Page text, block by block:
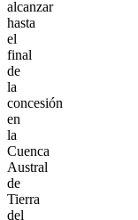
alcanzar
hasta
el
final
de
la
concesión
en
la
Cuenca
Austral
de
Tierra
del